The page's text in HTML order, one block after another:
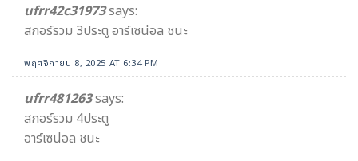
ufrr42c31973says:
สกอร์รวม 3ประตู อาร์เซน่อล ชนะ
พฤศจิกายน 8, 2025 AT 6:34 PM
ufrr481263says:
สกอร์รวม 4ประตู
อาร์เซน่อล ชนะ